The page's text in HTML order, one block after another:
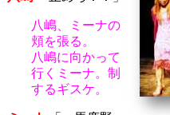
八嶋、ミーナの
頬を張る。
八嶋に向かって
行くミーナ。制
するギスケ。